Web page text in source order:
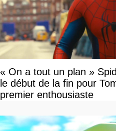
« On a tout un plan »
le début de la fin pour
premier enthousiaste